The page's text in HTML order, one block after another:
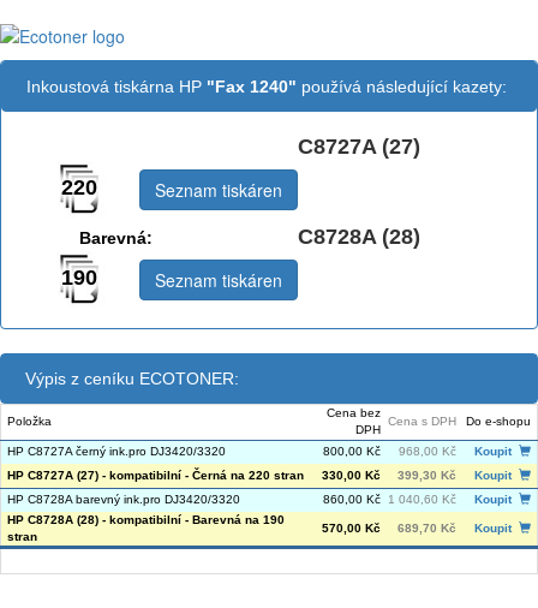
Inkoustová tiskárna HP "Fax 1240" používá následující kazety:
C8727A (27)
220
Seznam tiskáren
Barevná:
C8728A (28)
190
Seznam tiskáren
Výpis z ceníku ECOTONER:
Položka
Cena bez
DPH
Cena s DPH Do e-shopu
HP C8727A černý ink.pro DJ3420/3320 800,00 Kč 968,00 Kč
Koupit
HP C8727A (27) - kompatibilní - Černá na 220 stran
330,00 Kč 399,30 Kč
Koupit
HP C8728A barevný ink.pro DJ3420/3320
860,00 Kč 1 040,60 Kč
Koupit
HP C8728A (28) - kompatibilní - Barevná na 190
stran
570,00 Kč 689,70 Kč Koupit